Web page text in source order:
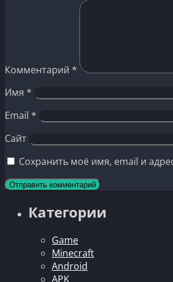
Комментарий *
Имя *
Email *
Сайт
Сохранить моё имя, email и
Категории
Game
Minecraft
Android
APK